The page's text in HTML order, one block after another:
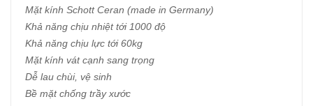
Mặt kính Schott Ceran (made in Germany)
Khả năng chịu nhiệt tới 1000 độ
Khả năng chịu lực tới 60kg
Mặt kính vát cạnh sang trọng
Dễ lau chùi, vệ sinh
Bề mặt chống trầy xước